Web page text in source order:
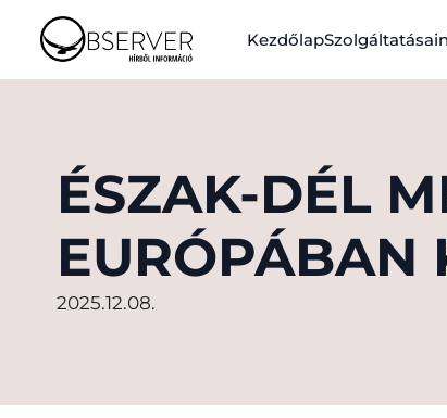
Kezdőlap
ÉSZAK-DÉL
EURÓPÁBAN
2025.12.08.